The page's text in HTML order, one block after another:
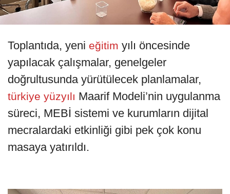
Toplantıda, yeni eğitim yılı öncesinde
yapılacak çalışmalar, genelgeler
doğrultusunda yürütülecek planlamalar,
türkiye yüzyılı Maarif Modeli’nin uygulanma
süreci, MEBİ sistemi ve kurumların dijital
mecralardaki etkinliği gibi pek çok konu
masaya yatırıldı.